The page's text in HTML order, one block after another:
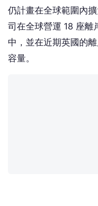
司在全球營運 18 座離
中，並在近期英國的
容量。